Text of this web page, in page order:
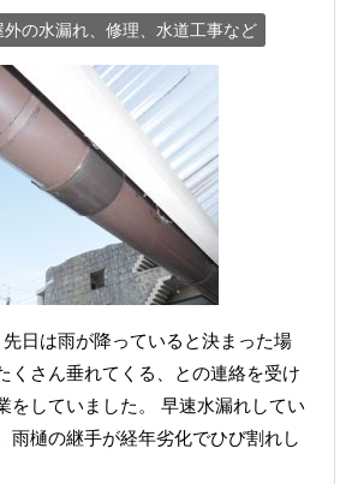
外の水漏れ、修理、水道工事など
日は雨が降っていると決まった場
くさん垂れてくる、との連絡を受け
をしていました。 早速水漏れしてい
雨樋の継手が経年劣化でひび割れし